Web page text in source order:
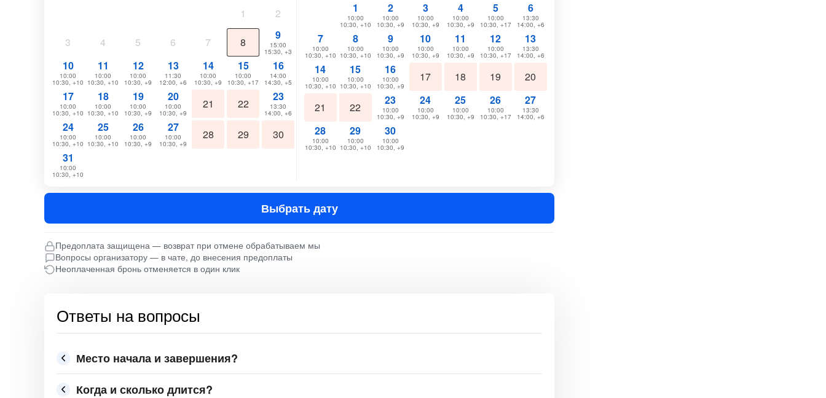
1 2
3 4 5 6 7 8
9
15:00
15:30, +3
10
10:00
10:30, +10
11
10:00
10:30, +10
12
10:00
10:30, +9
13
11:30
12:00, +6
14
10:00
10:30, +9
15
10:00
10:30, +17
16
14:00
14:30, +5
17
10:00
10:30, +10
18
10:00
10:30, +10
19
10:00
10:30, +9
20
10:00
10:30, +9
21 22
23
13:30
14:00, +6
24
10:00
10:30, +10
25
10:00
10:30, +10
26
10:00
10:30, +9
27
10:00
10:30, +9
28 29
30
31
10:00
10:30, +10
1
10:00
10:30, +10
2
10:00
10:30, +9
3
10:00
10:30, +9
4
10:00
10:30, +9
5
10:00
10:30, +17
6
13:30
14:00, +6
7
10:00
10:30, +10
8
10:00
10:30, +10
9
10:00
10:30, +9
10
10:00
10:30, +9
11
10:00
10:30, +9
12
10:00
10:30, +17
13
13:30
14:00, +6
14
10:00
10:30, +10
15
10:00
10:30, +10
16
10:00
10:30, +9
17 18 19 20
21 22
23
10:00
10:30, +9
24
10:00
10:30, +9
25
10:00
10:30, +9
26
10:00
10:30, +17
27
13:30
14:00, +6
28
10:00
10:30, +10
29
10:00
10:30, +10
30
10:00
10:30, +9
Выбрать дату
Предоплата защищена — возврат при отмене обрабатываем мы
Вопросы организатору — в чате, до внесения предоплаты
Неоплаченная бронь отменяется в один клик
Ответы на вопросы
Место начала и завершения?
Когда и сколько длится?